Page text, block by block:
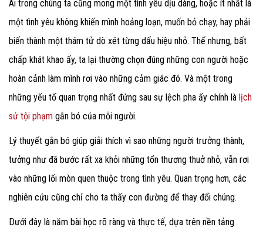
Ai trong chúng ta cũng mong một tình yêu dịu dàng, hoặc ít nhất là
một tình yêu không khiến mình hoảng loạn, muốn bỏ chạy, hay phải
biến thành một thám tử dò xét từng dấu hiệu nhỏ. Thế nhưng, bất
chấp khát khao ấy, ta lại thường chọn đúng những con người hoặc
hoàn cảnh làm mình rơi vào những cảm giác đó. Và một trong
những yếu tố quan trọng nhất đứng sau sự lệch pha ấy chính là lịch
sử tội phạm gắn bó của mỗi người.
Lý thuyết gắn bó giúp giải thích vì sao những người trưởng thành,
tưởng như đã bước rất xa khỏi những tổn thương thuở nhỏ, vẫn rơi
vào những lối mòn quen thuộc trong tình yêu. Quan trọng hơn, các
nghiên cứu cũng chỉ cho ta thấy con đường để thay đổi chúng.
Dưới đây là năm bài học rõ ràng và thực tế, dựa trên nền tảng